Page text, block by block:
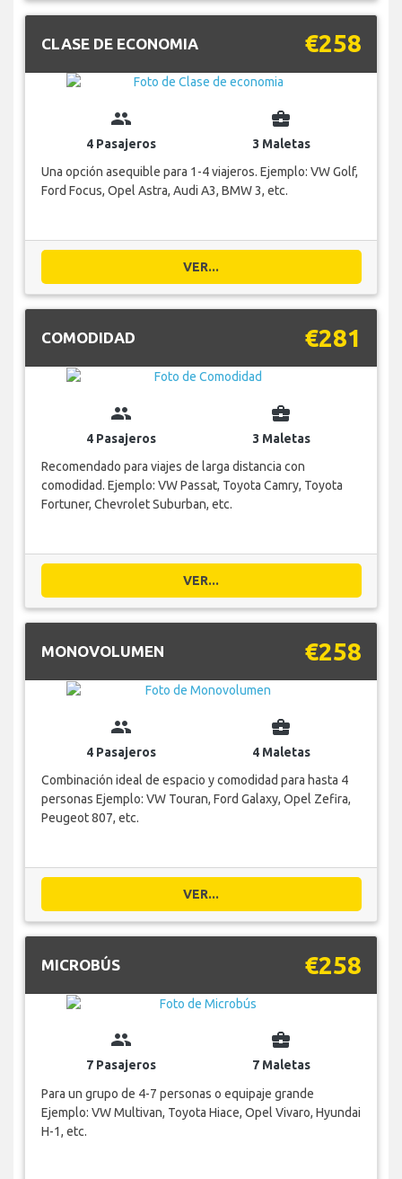
CLASE DE ECONOMIA €258
group
4 Pasajeros
business_center
3 Maletas
Una opción asequible para 1-4 viajeros. Ejemplo: VW Golf,
Ford Focus, Opel Astra, Audi A3, BMW 3, etc.
VER...
COMODIDAD €281
group
4 Pasajeros
business_center
3 Maletas
Recomendado para viajes de larga distancia con
comodidad. Ejemplo: VW Passat, Toyota Camry, Toyota
Fortuner, Chevrolet Suburban, etc.
VER...
MONOVOLUMEN €258
group
4 Pasajeros
business_center
4 Maletas
Combinación ideal de espacio y comodidad para hasta 4
personas Ejemplo: VW Touran, Ford Galaxy, Opel Zefira,
Peugeot 807, etc.
VER...
MICROBÚS €258
group
7 Pasajeros
business_center
7 Maletas
Para un grupo de 4-7 personas o equipaje grande
Ejemplo: VW Multivan, Toyota Hiace, Opel Vivaro, Hyundai
H-1, etc.